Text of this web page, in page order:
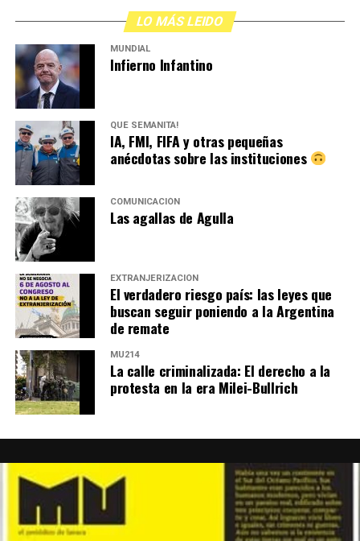
LO MÁS LEIDO
MUNDIAL
Infierno Infantino
QUÉ SEMANITA!
IA, FMI, FIFA y otras pequeñas
anécdotas sobre las instituciones
COMUNICACIÓN
Las agallas de Agulla
EXTRANJERIZACIÓN
El verdadero riesgo país: las leyes que
buscan seguir poniendo a la Argentina
de remate
MU214
La calle criminalizada: El derecho a la
protesta en la era Milei-Bullrich